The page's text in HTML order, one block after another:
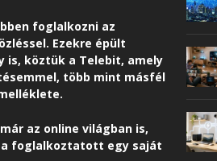
foglalkozni az
Ezekre épült
is, köztük a Telebit, amely
több mint másfél
az online világban is,
foglalkoztatott egy saját